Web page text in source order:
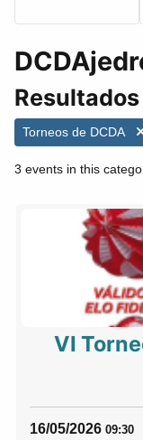
Torneos de DCDA
3 events in this
VI
16/05/2026 09:30